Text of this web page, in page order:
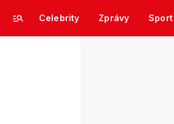
Celebrity Zprávy Sport